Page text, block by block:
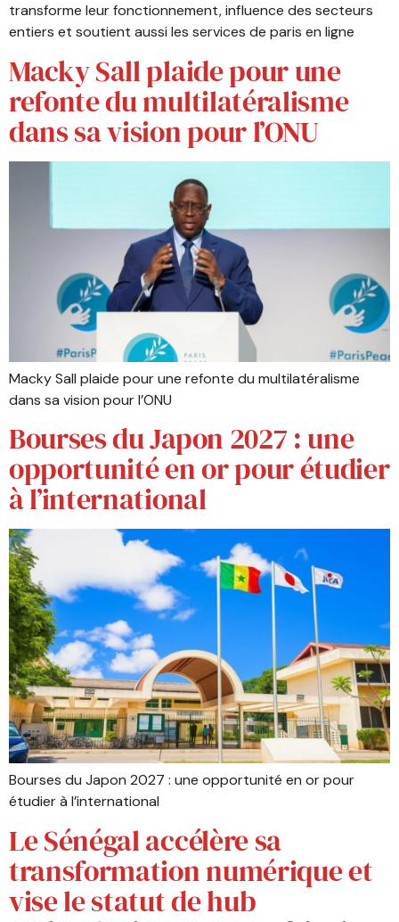
transforme leur fonctionnement, influence des secteurs
entiers et soutient aussi les services de paris en ligne
Macky Sall plaide pour une
refonte du multilatéralisme
dans sa vision pour l’ONU
Macky Sall plaide pour une refonte du multilatéralisme
dans sa vision pour l’ONU
Bourses du Japon 2027 : une
opportunité en or pour étudier
à l’international
Bourses du Japon 2027 : une opportunité en or pour
étudier à l’international
Le Sénégal accélère sa
transformation numérique et
vise le statut de hub